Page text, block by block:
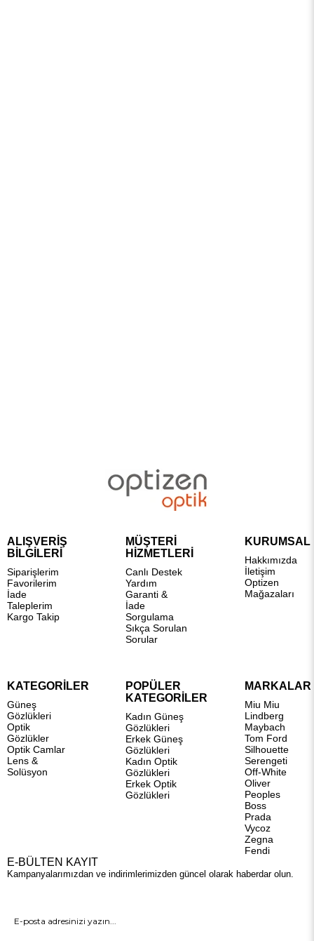
ALIŞVERİŞ
BİLGİLERİ
Siparişlerim
Favorilerim
İade
Taleplerim
Kargo Takip
MÜŞTERİ
HİZMETLERİ
Canlı Destek
Yardım
Garanti &
İade
Sorgulama
Sıkça Sorulan
Sorular
KURUMSAL
Hakkımızda
İletişim
Optizen
Mağazaları
KATEGORİLER
Güneş
Gözlükleri
Optik
Gözlükler
Optik Camlar
Lens &
Solüsyon
POPÜLER
KATEGORİLER
Kadın Güneş
Gözlükleri
Erkek Güneş
Gözlükleri
Kadın Optik
Gözlükleri
Erkek Optik
Gözlükleri
MARKALAR
Miu Miu
Lindberg
Maybach
Tom Ford
Silhouette
Serengeti
Off-White
Oliver
Peoples
Boss
Prada
Vycoz
Zegna
Fendi
E-BÜLTEN KAYIT
Kampanyalarımızdan ve indirimlerimizden güncel olarak haberdar olun.